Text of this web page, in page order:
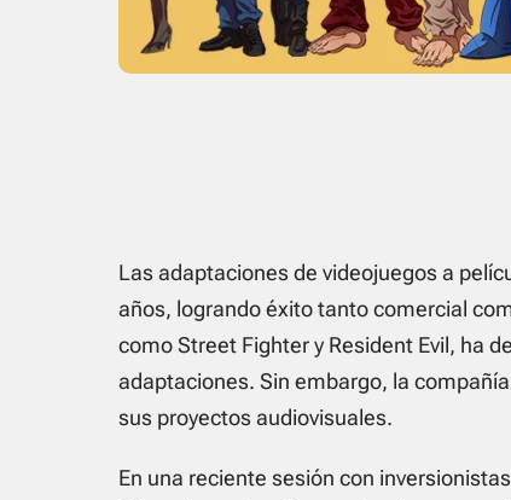
Las adaptaciones de videojuegos a
años, logrando éxito tanto comercial
como Street Fighter y Resident Evil, ha
adaptaciones. Sin embargo, la
sus proyectos audiovisuales.
En una reciente sesión con